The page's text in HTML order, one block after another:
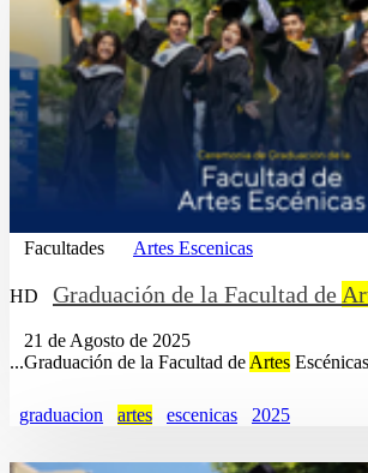
Facultades Artes Escenicas
HD Graduación de la Facultad de
21 de Agosto de 2025
...Graduación de la Facultad de Artes
graduacion artes escenicas 2025